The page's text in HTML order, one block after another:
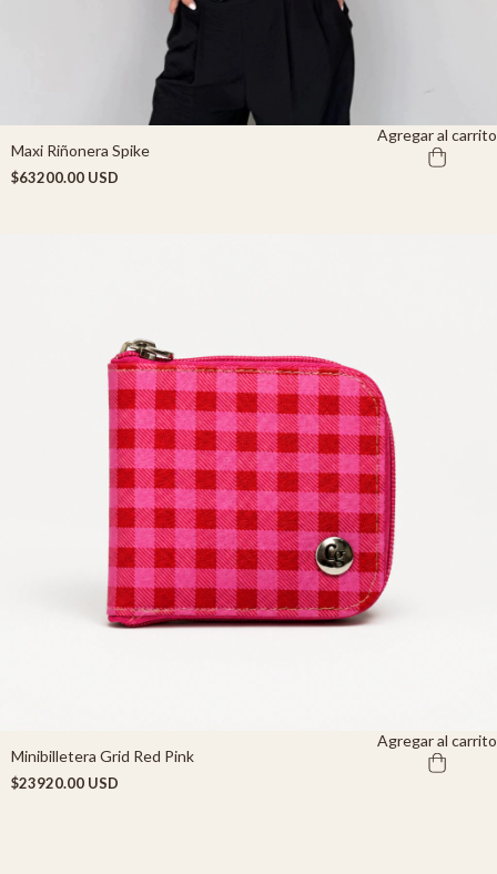
Maxi Riñonera Spike
$63200.00 USD
Agregar al carrito
Minibilletera Grid Red Pink
$23920.00 USD
Agregar al carrito